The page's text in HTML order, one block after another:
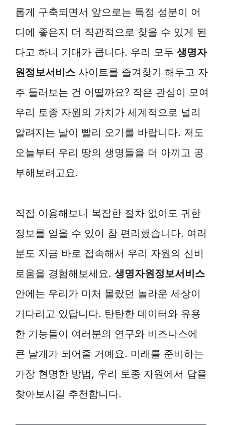
롭게 구축되면서 앞으로는 특정 성분이 어
디에 좋은지 더 직관적으로 찾을 수 있게 된
다고 하니 기대가 큽니다. 우리 모두 생명자
원정보서비스 사이트를 즐겨찾기 해두고 자
주 들러보는 건 어떨까요? 작은 관심이 모여
우리 토종 자원의 가치가 세계적으로 널리
알려지는 날이 빨리 오기를 바랍니다. 저도
오늘부터 우리 땅의 생명들을 더 아끼고 공
부해보려고요.
직접 이용해보니 복잡한 절차 없이도 귀한
정보를 얻을 수 있어 참 편리했습니다. 여러
분도 지금 바로 접속해서 우리 자원의 신비
로움을 경험해보세요. 생명자원정보서비스
안에는 우리가 미처 몰랐던 놀라운 세상이
기다리고 있답니다. 탄탄한 데이터와 유용
한 기능들이 여러분의 연구와 비즈니스에
큰 날개가 되어줄 거예요. 미래를 준비하는
가장 현명한 방법, 우리 토종 자원에서 답을
찾아보시길 추천합니다.